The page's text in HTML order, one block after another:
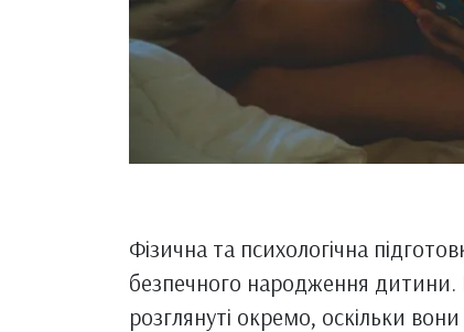
Фізична та психологічна
безпечного народження дитини.
розглянуті окремо, оскільки